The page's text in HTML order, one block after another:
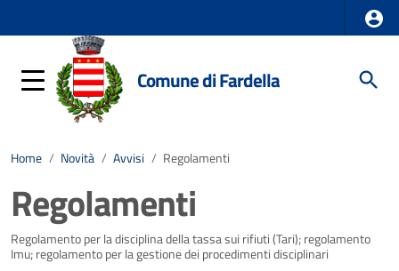
Comune di Fardella
Home / Novità / Avvisi / Regolamenti
Regolamenti
Dettagli della notizia
Regolamento per la disciplina della tassa sui rifiuti (Tari); regolamento
Imu; regolamento per la gestione dei procedimenti disciplinari